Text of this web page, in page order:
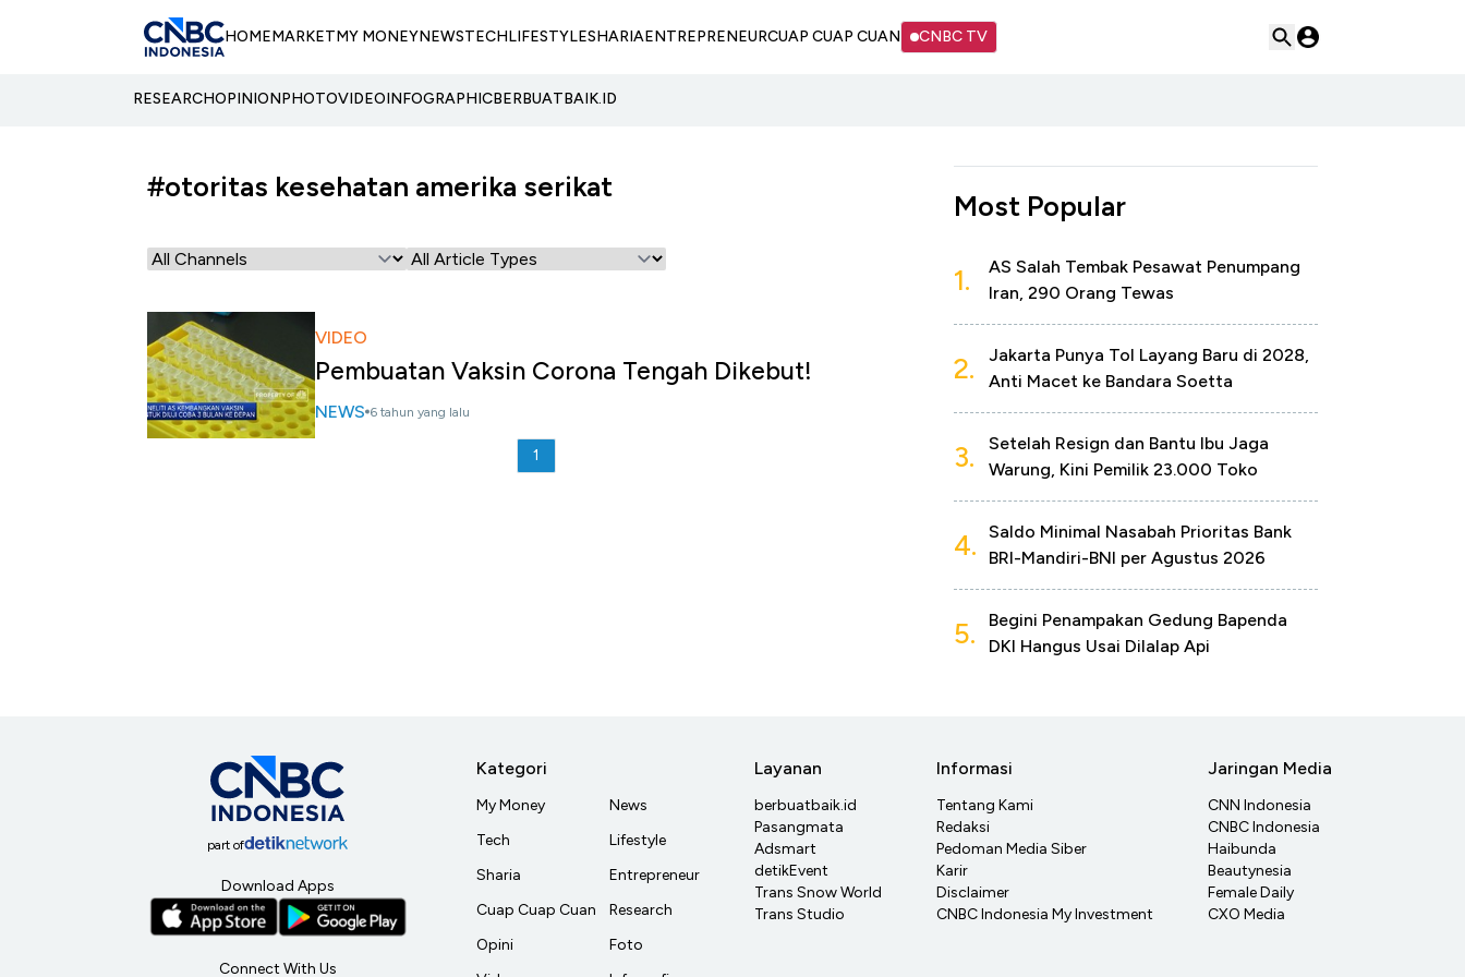
HOMEMARKETMY MONEYNEWSTECHLIFESTYLESHARIAENTREPRENEURCUAP CUAP CUAN CNBC TV
RESEARCHOPINIONPHOTOVIDEOINFOGRAPHICBERBUATBAIK.ID
#otoritas kesehatan amerika serikat
VIDEO
Pembuatan Vaksin Corona Tengah Dikebut!
NEWS 6 tahun yang lalu
1
Most Popular
1.
AS Salah Tembak Pesawat Penumpang
Iran, 290 Orang Tewas
2.
Jakarta Punya Tol Layang Baru di 2028,
Anti Macet ke Bandara Soetta
3.
Setelah Resign dan Bantu Ibu Jaga
Warung, Kini Pemilik 23.000 Toko
4.
Saldo Minimal Nasabah Prioritas Bank
BRI-Mandiri-BNI per Agustus 2026
5.
Begini Penampakan Gedung Bapenda
DKI Hangus Usai Dilalap Api
part of
Download Apps
Connect With Us
Kategori
My Money
Tech
Sharia
Cuap Cuap Cuan
Opini
News
Lifestyle
Entrepreneur
Research
Foto
Layanan
berbuatbaik.id
Pasangmata
Adsmart
detikEvent
Trans Snow World
Trans Studio
Informasi
Tentang Kami
Redaksi
Pedoman Media Siber
Karir
Disclaimer
CNBC Indonesia My Investment
Jaringan Media
CNN Indonesia
CNBC Indonesia
Haibunda
Beautynesia
Female Daily
CXO Media